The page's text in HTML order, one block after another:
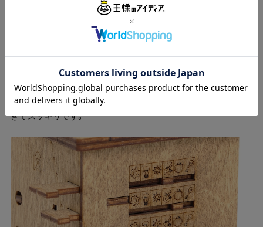
各パーツ、力ずくで外すのは絶対NG
謎を解くことができれば力を使わずともするっと外すことがで
きてスッキリです。